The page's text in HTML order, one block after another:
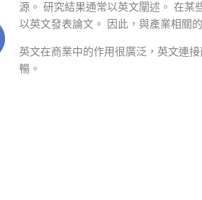
源。 研究結果通常以英文闡述。 在某
以英文發表論文。 因此，與產業相關
英文在商業中的作用很廣泛，英文連
暢。